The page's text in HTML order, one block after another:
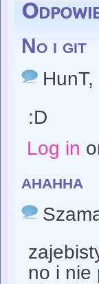
No i git
HunT,
:D
Log in
ahahha
no i nie